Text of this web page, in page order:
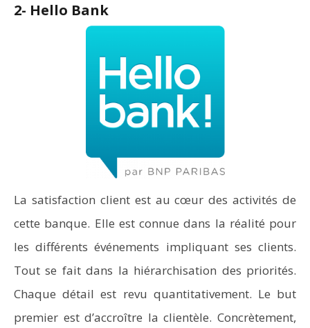
2- Hello Bank
La satisfaction client est au cœur des activités de
cette banque. Elle est connue dans la réalité pour
les différents événements impliquant ses clients.
Tout se fait dans la hiérarchisation des priorités.
Chaque détail est revu quantitativement. Le but
premier est d’accroître la clientèle. Concrètement,